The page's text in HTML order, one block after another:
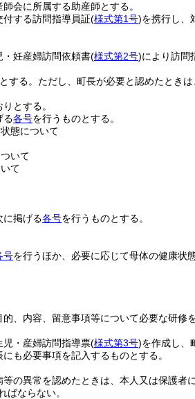
会に所属する助産師とする。
する訪問指導員証(様式第1号)を携行し、
妊産婦訪問依頼書(様式第2号)により訪問
する。 ただし、町長が必要と認めたとき
とする。
る各号を行うものとする。
態について
いて
て
に掲げる各号を行うものとする。
号を行うほか、必要に応じて母体の健康状
、内容、留意事項等について必要な研修
・産婦訪問指導票(様式第3号)を作成し、
も必要事項を記入するものとする。
の異常を認めたときは、本人又は保護
ばならない。